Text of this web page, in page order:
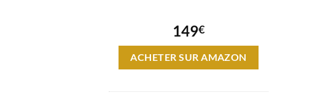
149€
ACHETER SUR AMAZON